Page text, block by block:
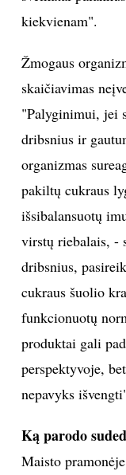
kiekvienam".
Žmogaus
skaičiavimas
"Palyginimui, jei
dribsnius ir
organizmas
pakiltų cukraus
išsibalansuotų
virstų riebalais, -
dribsnius,
cukraus šuolio
funkcionuotų
produktai gali
perspektyvoje,
nepavyks
Ką parodo
Maisto